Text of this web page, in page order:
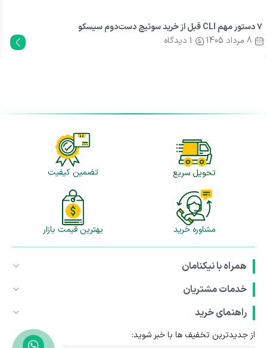
۷ دستور مهم CLI قبل از خرید سوئیچ دست‌دوم سیسکو
8 مرداد 1405
1 دیدگاه
تحویل سریع تضمین کیفیت
مشاوره خرید بهترین قیمت بازار
همراه با نیکنامان
خدمات مشتریان
راهنمای خرید
از جدیدترین تخفیف ها با خبر شوید: